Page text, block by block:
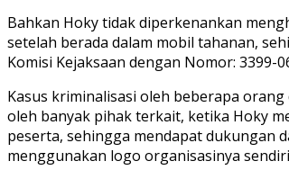
Bahkan Hoky tidak diperkenankan
setelah berada dalam mobil tahanan,
Komisi Kejaksaan dengan Nomor: 3399-
Kasus kriminalisasi oleh beberapa
oleh banyak pihak terkait, ketika Hoky
peserta, sehingga mendapat dukungan
menggunakan logo organisasinya